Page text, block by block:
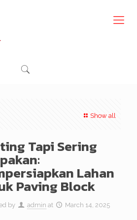
Show all
Tapi Sering
Lahan
Paving Block
by admin at March 14, 2025